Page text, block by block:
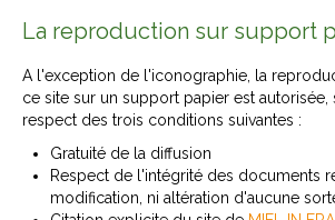
La reproduction sur support
A l'exception de l'iconographie, la
ce site sur un support papier est autorisée,
respect des trois conditions suivantes :
Gratuité de la diffusion
Respect de l'intégrité des documents
modification, ni altération d'aucune